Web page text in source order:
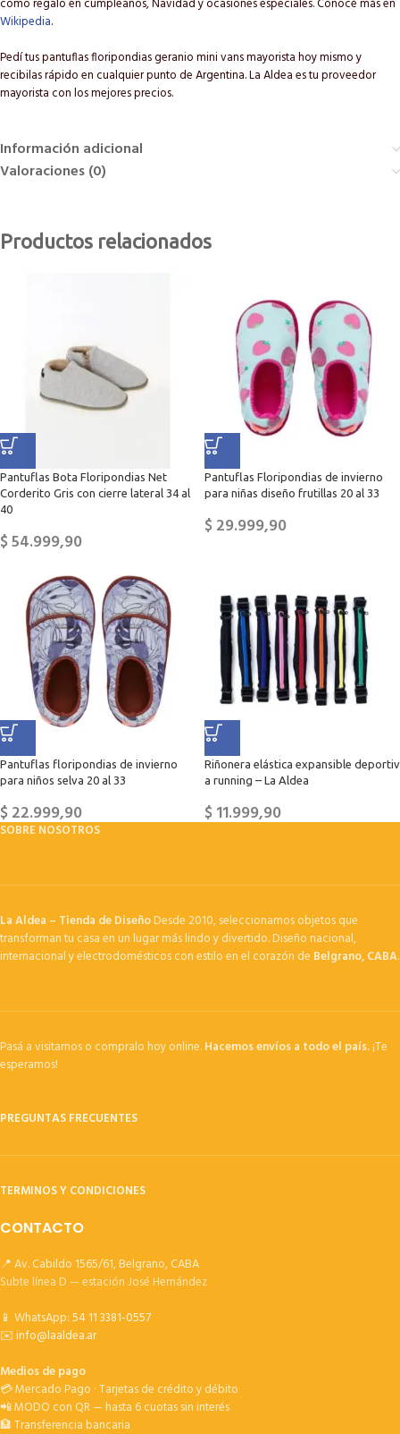
como regalo en cumpleaños, Navidad y ocasiones especiales. Conocé más en
Wikipedia.
Pedí tus pantuflas floripondias geranio mini vans mayorista hoy mismo y
recibilas rápido en cualquier punto de Argentina. La Aldea es tu proveedor
mayorista con los mejores precios.
Información adicional
Valoraciones (0)
Productos relacionados
Pantuflas Bota Floripondias Net
Corderito Gris con cierre lateral 34 al
40
$54.999,90
Pantuflas Floripondias de invierno
para niñas diseño frutillas 20 al 33
$29.999,90
Pantuflas floripondias de invierno
para niños selva 20 al 33
$22.999,90
Riñonera elástica expansible deportiv
a running – La Aldea
$11.999,90
SOBRE NOSOTROS
La Aldea – Tienda de DiseñoDesde 2010, seleccionamos objetos que
transforman tu casa en un lugar más lindo y divertido. Diseño nacional,
internacional y electrodomésticos con estilo en el corazón de Belgrano, CABA.
Pasá a visitarnos o compralo hoy online.Hacemos envíos a todo el país.¡Te
esperamos!
PREGUNTAS FRECUENTES
TERMINOS Y CONDICIONES
CONTACTO
📍 Av. Cabildo 1565/61, Belgrano, CABA
Subte línea D — estación José Hernández
📱 WhatsApp:54 11 3381-0557
✉️info@laaldea.ar
Medios de pago
💳 Mercado Pago · Tarjetas de crédito y débito
📲 MODO con QR — hasta 6 cuotas sin interés
🏦 Transferencia bancaria